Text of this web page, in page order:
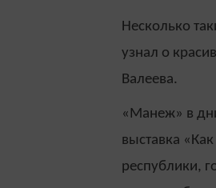
Несколько
узнал о
Валеева.
«Манеж» в
выставка
республики,